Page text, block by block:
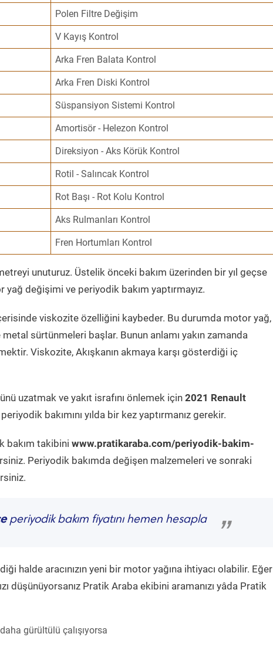
Polen Filtre Değişim
V Kayış Kontrol
Arka Fren Balata Kontrol
Arka Fren Diski Kontrol
Süspansiyon Sistemi Kontrol
Amortisör - Helezon Kontrol
Direksiyon - Aks Körük Kontrol
Rotil - Salıncak Kontrol
Rot Başı - Rot Kolu Kontrol
Aks Rulmanları Kontrol
Fren Hortumları Kontrol
unuturuz. Üstelik önceki bakım üzerinden bir yıl geçse
değişimi ve periyodik bakım yaptırmayız.
viskozite özelliğini kaybeder. Bu durumda motor yağ,
sürtünmeleri başlar. Bunun anlamı yakın zamanda
Viskozite, Akışkanın akmaya karşı gösterdiği iç
uzatmak ve yakıt israfını önlemek için 2021 Renault
bakımını yılda bir kez yaptırmanız gerekir.
bakım takibini www.pratikaraba.com/periyodik-bakim-
Periyodik bakımda değişen malzemeleri ve sonraki
periyodik bakım fiyatını hemen hesapla
”
halde aracınızın yeni bir motor yağına ihtiyacı olabilir. Eğer
düşünüyorsanız Pratik Araba ekibini aramanızı yâda Pratik
gürültülü çalışıyorsa